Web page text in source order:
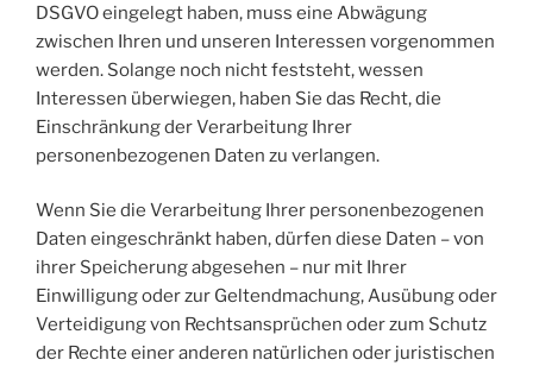
DSGVO eingelegt haben, muss eine Abwägung
zwischen Ihren und unseren Interessen vorgenommen
werden. Solange noch nicht feststeht, wessen
Interessen überwiegen, haben Sie das Recht, die
Einschränkung der Verarbeitung Ihrer
personenbezogenen Daten zu verlangen.
Wenn Sie die Verarbeitung Ihrer personenbezogenen
Daten eingeschränkt haben, dürfen diese Daten – von
ihrer Speicherung abgesehen – nur mit Ihrer
Einwilligung oder zur Geltendmachung, Ausübung oder
Verteidigung von Rechtsansprüchen oder zum Schutz
der Rechte einer anderen natürlichen oder juristischen